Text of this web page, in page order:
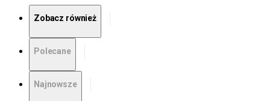
Zobacz również
Polecane
Najnowsze